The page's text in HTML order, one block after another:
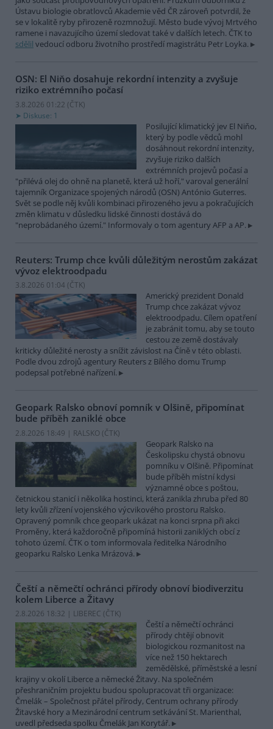
Ústavu biologie obratlovců Akademie věd ČR zároveň potvrdil, že
se v lokalitě ryby přirozeně rozmnožují. Město bude vývoj Mrtvého
ramene i navazujícího území sledovat také v dalších letech. ČTK to
sdělil vedoucí odboru životního prostředí magistrátu Petr Loyka.
OSN: El Niňo dosahuje rekordní intenzity a zvyšuje
riziko extrémního počasí
3.8.2026 01:22 (ČTK)
Diskuse: 1
Posilující klimatický jev El Niňo,
který by podle vědců mohl
dosáhnout rekordní intenzity,
zvyšuje riziko dalších
extrémních projevů počasí a
"přilévá olej do ohně na planetě, která už hoří," varoval generální
tajemník Organizace spojených národů (OSN) António Guterres.
Svět se podle něj kvůli kombinaci přirozeného jevu a pokračujících
změn klimatu v důsledku lidské činnosti dostává do
"neprobádaného území." Informovaly o tom agentury AFP a AP.
Reuters: Trump chce kvůli důležitým nerostům zakázat
vývoz elektroodpadu
3.8.2026 01:04 (ČTK)
Americký prezident Donald
Trump chce zakázat vývoz
elektroodpadu. Cílem opatření
je zabránit tomu, aby se touto
cestou ze země dostávaly
kriticky důležité nerosty a snížit závislost na Číně v této oblasti.
Podle dvou zdrojů agentury Reuters z Bílého domu Trump
podepsal potřebné nařízení.
Geopark Ralsko obnoví pomník v Olšině, připomínat
bude příběh zaniklé obce
2.8.2026 18:49 | RALSKO (ČTK)
Geopark Ralsko na
Českolipsku chystá obnovu
pomníku v Olšině. Připomínat
bude příběh místní kdysi
významné obce s poštou,
četnickou stanicí i několika hostinci, která zanikla zhruba před 80
lety kvůli zřízení vojenského výcvikového prostoru Ralsko.
Opravený pomník chce geopark ukázat na konci srpna při akci
Proměny, která každoročně připomíná historii zaniklých obcí z
tohoto území. ČTK o tom informovala ředitelka Národního
geoparku Ralsko Lenka Mrázová.
Čeští a němečtí ochránci přírody obnoví biodiverzitu
kolem Liberce a Žitavy
2.8.2026 18:32 | LIBEREC (ČTK)
Čeští a němečtí ochránci
přírody chtějí obnovit
biologickou rozmanitost na
více než 150 hektarech
zemědělské, příměstské a lesní
krajiny v okolí Liberce a německé Žitavy. Na společném
přeshraničním projektu budou spolupracovat tři organizace:
Čmelák – Společnost přátel přírody, Centrum ochrany přírody
Žitavské hory a Mezinárodní centrum setkávání St. Marienthal,
uvedl předseda spolku Čmelák Jan Korytář.